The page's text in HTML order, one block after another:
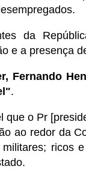
da
e a presença
Fernando
.
que o Pr
ao redor da
ricos